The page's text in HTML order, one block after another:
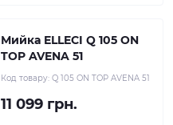
Мийка ELLECI Q 105 ON
TOP AVENA 51
Код товару: Q 105 ON TOP AVENA 51
11 099 грн.